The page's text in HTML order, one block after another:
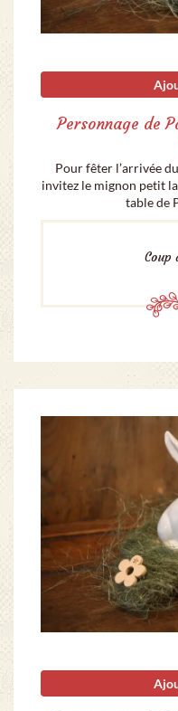
Personnage de
Pour fêter l’arrivée
invitez le mignon petit
table de
Coup